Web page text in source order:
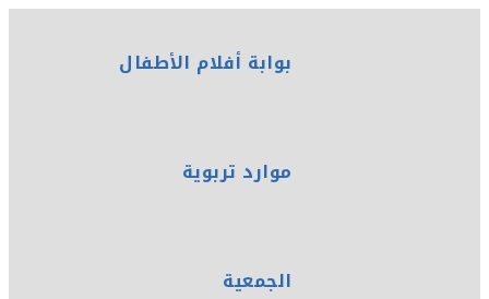
بوابة أفلام الأطفال
موارد تربوية
الجمعية